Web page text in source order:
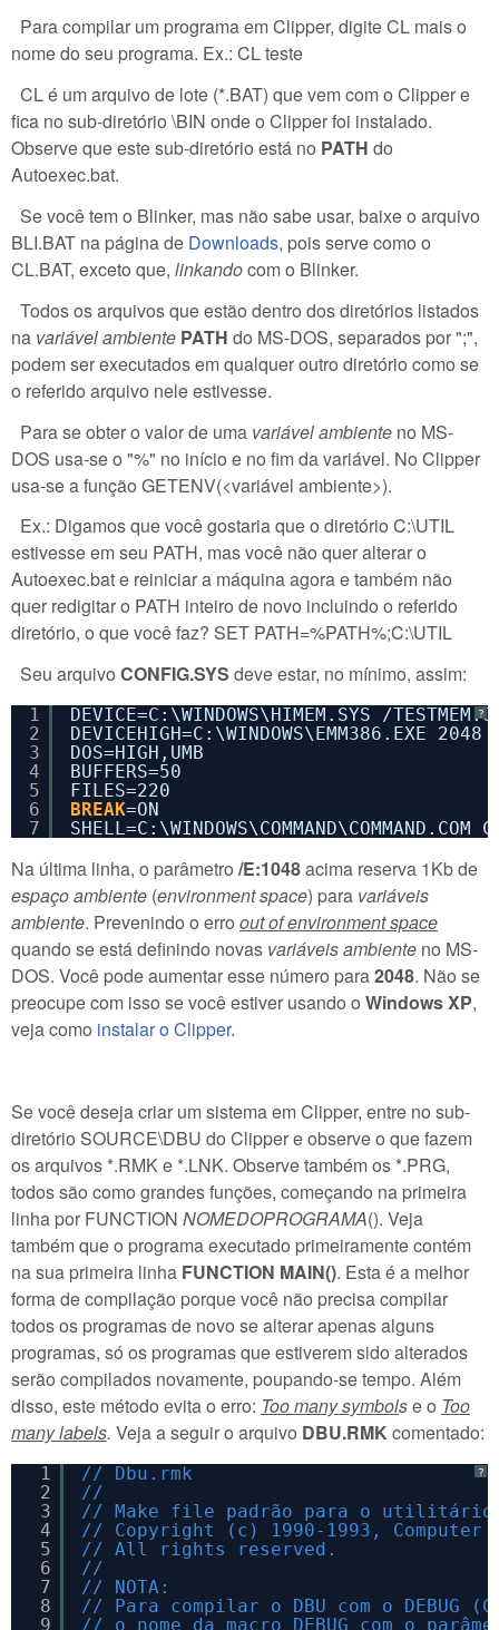
Para compilar um programa em Clipper, digite CL mais o
nome do seu programa. Ex.: CL teste
CL é um arquivo de lote (*.BAT) que vem com o Clipper e
fica no sub-diretório \BIN onde o Clipper foi instalado.
Observe que este sub-diretório está no PATH do
Autoexec.bat.
Se você tem o Blinker, mas não sabe usar, baixe o arquivo
BLI.BAT na página de Downloads, pois serve como o
CL.BAT, exceto que, linkandocom o Blinker.
Todos os arquivos que estão dentro dos diretórios listados
na variável ambiente PATH do MS-DOS, separados por ";",
podem ser executados em qualquer outro diretório como se
o referido arquivo nele estivesse.
Para se obter o valor de uma variável ambiente no MS-
DOS usa-se o "%" no início e no fim da variável. No Clipper
usa-se a função GETENV(<variável ambiente>).
Ex.: Digamos que você gostaria que o diretório C:\UTIL
estivesse em seu PATH, mas você não quer alterar o
Autoexec.bat e reiniciar a máquina agora e também não
quer redigitar o PATH inteiro de novo incluindo o referido
diretório, o que você faz? SET PATH=%PATH%;C:\UTIL
Seu arquivo CONFIG.SYS deve estar, no mínimo, assim:
?
1
2
3
4
5
6
7
DEVICE=C:\WINDOWS\HIMEM.SYS /
DEVICEHIGH=C:\WINDOWS\EMM386.EXE 2048
DOS=HIGH,UMB
BUFFERS=50
FILES=220
BREAK=ON
Na última linha, o parâmetro /E:1048acima reserva 1Kb de
espaço ambiente (environment space) para variáveis
ambiente. Prevenindo o erro out of environment space
quando se está definindo novas variáveis ambiente no MS-
DOS. Você pode aumentar esse número para2048. Não se
preocupe com isso se você estiver usando o Windows XP,
veja como instalar o Clipper.
Se você deseja criar um sistema em Clipper, entre no sub-
diretório SOURCE\DBU do Clipper e observe o que fazem
os arquivos *.RMK e *.LNK. Observe também os *.PRG,
todos são como grandes funções, começando na primeira
linha por FUNCTION NOMEDOPROGRAMA(). Veja
também que o programa executado primeiramente contém
na sua primeira linha FUNCTION MAIN(). Esta é a melhor
forma de compilação porque você não precisa compilar
todos os programas de novo se alterar apenas alguns
programas, só os programas que estiverem sido alterados
serão compilados novamente, poupando-se tempo. Além
disso, este método evita o erro: Too many symbolse o Too
many labels. Veja a seguir o arquivo DBU.RMKcomentado:
?
1
2
3
4
5
6
7
8
9
// Dbu.rmk
//
// Make file padrão para o utilitário
// Copyright (c) 1990-1993,
// All rights reserved.
//
// NOTA:
// Para compilar o DBU com o DEBUG
// o nome da macro DEBUG com o